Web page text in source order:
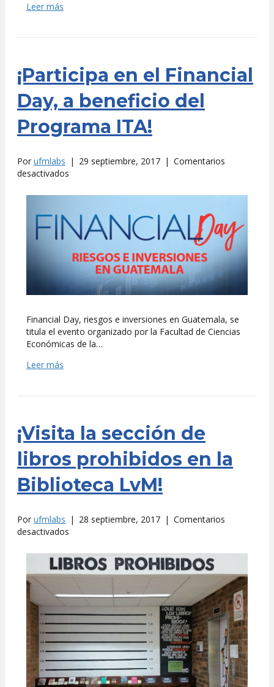
Leer más
¡Participa en el Financial
Day, a beneficio del
Programa ITA!
Por ufmlabs | 29 septiembre, 2017 | Comentarios
desactivados
en
Financial
Day,
beneficio
Programa
ITA!
Financial Day, riesgos e inversiones en Guatemala, se
titula el evento organizado por la Facultad de Ciencias
Económicas de la…
Leer más
¡Visita la sección de
libros prohibidos en la
Biblioteca LvM!
Por ufmlabs | 28 septiembre, 2017 | Comentarios
desactivados
la
sección
libros
en
la
Biblioteca
LvM!